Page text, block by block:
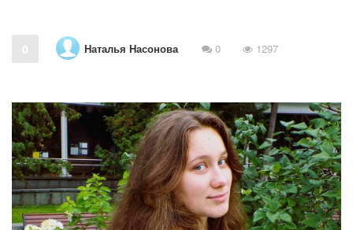
0 Наталья Насонова 0 1297